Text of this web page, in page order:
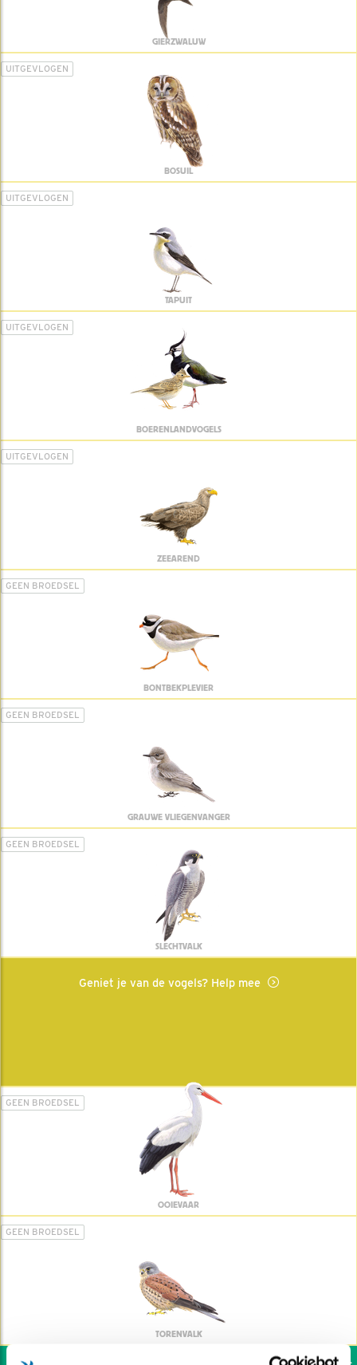
GIERZWALUW
UITGEVLOGEN
BOSUIL
UITGEVLOGEN
TAPUIT
UITGEVLOGEN
BOERENLANDVOGELS
UITGEVLOGEN
ZEEAREND
GEEN BROEDSEL
BONTBEKPLEVIER
GEEN BROEDSEL
GRAUWE VLIEGENVANGER
GEEN BROEDSEL
SLECHTVALK
Geniet je van de vogels? Help mee
GEEN BROEDSEL
OOIEVAAR
GEEN BROEDSEL
TORENVALK